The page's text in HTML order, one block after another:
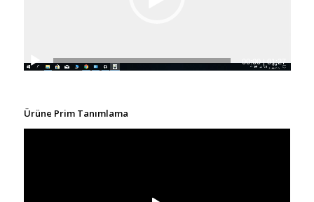
00:00|01:27
Ürüne Prim Tanımlama